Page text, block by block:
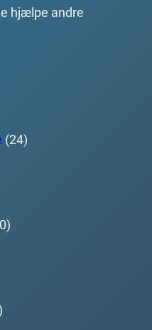
hjælpe andre
(24)